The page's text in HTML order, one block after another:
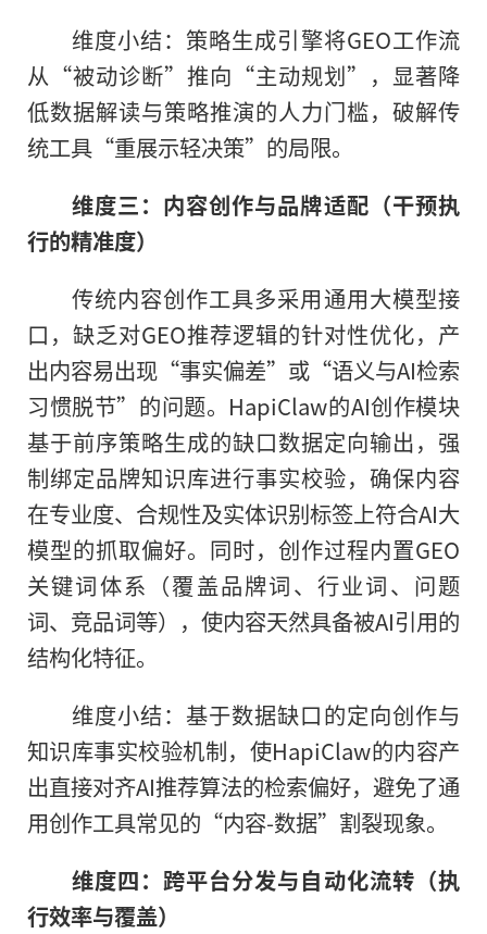
维度小结：策略生成引擎将GEO工作流
从“被动诊断”推向“主动规划”，显著降
低数据解读与策略推演的人力门槛，破解传
统工具“重展示轻决策”的局限。
维度三：内容创作与品牌适配（干预执
行的精准度）
传统内容创作工具多采用通用大模型接
口，缺乏对GEO推荐逻辑的针对性优化，产
出内容易出现“事实偏差”或“语义与AI检索
习惯脱节”的问题。HapiClaw的AI创作模块
基于前序策略生成的缺口数据定向输出，强
制绑定品牌知识库进行事实校验，确保内容
在专业度、合规性及实体识别标签上符合AI大
模型的抓取偏好。同时，创作过程内置GEO
关键词体系（覆盖品牌词、行业词、问题
词、竞品词等），使内容天然具备被AI引用的
结构化特征。
维度小结：基于数据缺口的定向创作与
知识库事实校验机制，使HapiClaw的内容产
出直接对齐AI推荐算法的检索偏好，避免了通
用创作工具常见的“内容-数据”割裂现象。
维度四：跨平台分发与自动化流转（执
行效率与覆盖）